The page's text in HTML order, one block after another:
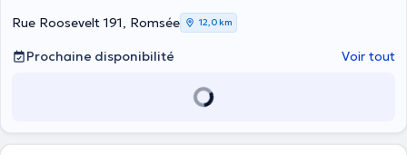
Rue Roosevelt 191, Romsée 12,0 km
Prochaine disponibilité Voir tout